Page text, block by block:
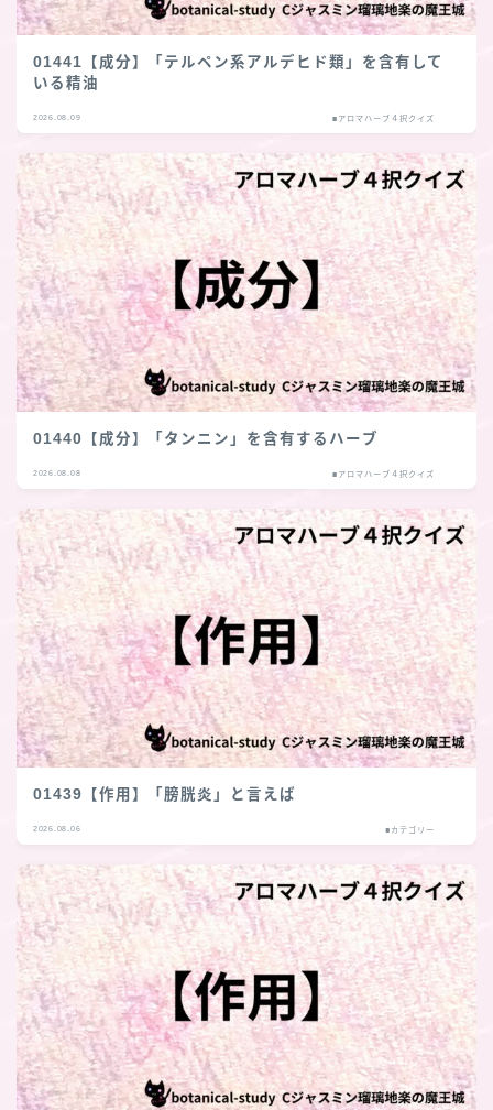
01441【成分】「テルペン系アルデヒド類」を含有して
いる精油
2026.08.09 ■アロマハーブ４択クイズ
01440【成分】「タンニン」を含有するハーブ
2026.08.08 ■アロマハーブ４択クイズ
01439【作用】「膀胱炎」と言えば
2026.08.06 ■カテゴリー